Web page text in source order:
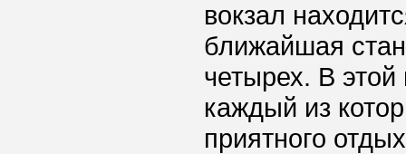
вокзал
ближайшая
четырех. В
каждый из
приятного